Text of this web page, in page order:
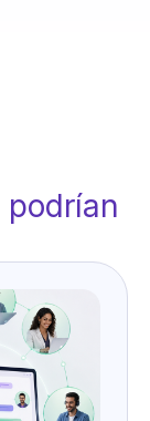
podrían